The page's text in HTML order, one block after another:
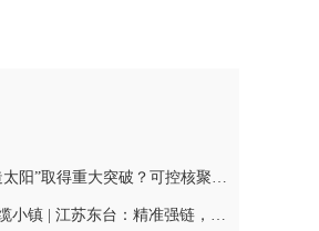
美国“人造太阳”取得重大突破？可控核聚变商业化另有他路，超导技术或为关键一环
发力的电缆小镇 | 江苏东台：精准强链，创新集聚，构建线缆产业新生态:天天日报